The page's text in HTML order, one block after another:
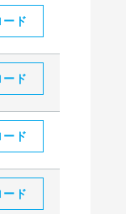
ド
ド
ド
ド